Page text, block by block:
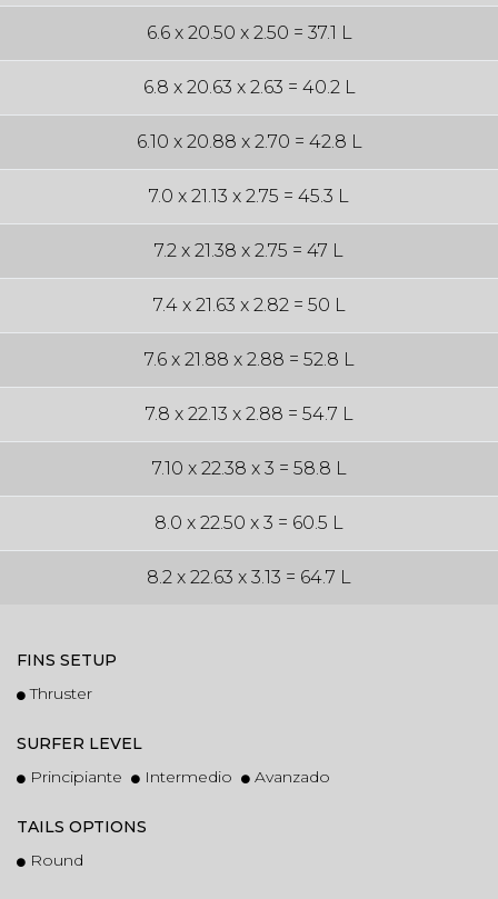
6.6 x 20.50 x 2.50 = 37.1 L
6.8 x 20.63 x 2.63 = 40.2 L
6.10 x 20.88 x 2.70 = 42.8 L
7.0 x 21.13 x 2.75 = 45.3 L
7.2 x 21.38 x 2.75 = 47 L
7.4 x 21.63 x 2.82 = 50 L
7.6 x 21.88 x 2.88 = 52.8 L
7.8 x 22.13 x 2.88 = 54.7 L
7.10 x 22.38 x 3 = 58.8 L
8.0 x 22.50 x 3 = 60.5 L
8.2 x 22.63 x 3.13 = 64.7 L
FINS SETUP
Thruster
SURFER LEVEL
Principiante
Intermedio Avanzado
TAILS OPTIONS
Round